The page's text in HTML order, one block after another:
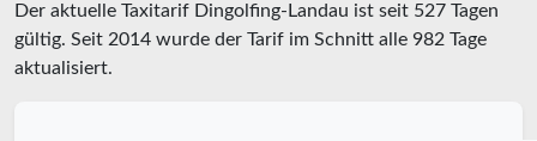
Der aktuelle Taxitarif Dingolfing-Landau ist seit 527 Tagen
gültig. Seit 2014 wurde der Tarif im Schnitt alle 982 Tage
aktualisiert.